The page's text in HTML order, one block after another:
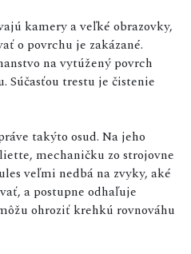
kamery a veľké obrazovky,
o povrchu je zakázané.
na vytúžený povrch
Súčasťou trestu je čistenie
takýto osud. Na jeho
mechaničku zo strojovne
veľmi nedbá na zvyky, aké
a postupne odhaľuje
ohroziť krehkú rovnováhu